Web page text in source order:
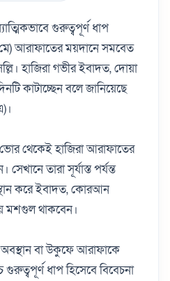
গুরুত্বপূর্ণ ধাপ
আরাফাতের ময়দানে সমবেত
হাজিরা গভীর ইবাদত, দোয়া
কাটাচ্ছেন বলে জানিয়েছে
থেকেই হাজিরা আরাফাতের
তারা সূর্যাস্ত পর্যন্ত
করে ইবাদত, কোরআন
মশগুল থাকবেন।
বা উকুফে আরাফাকে
ধাপ হিসেবে বিবেচনা